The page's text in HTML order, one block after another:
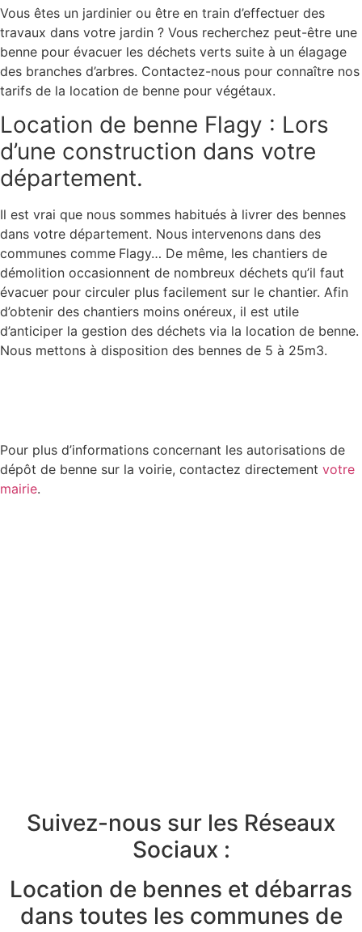
Vous êtes un jardinier ou être en train d’effectuer des
travaux dans votre jardin ? Vous recherchez peut-être une
benne pour évacuer les déchets verts suite à un élagage
des branches d’arbres. Contactez-nous pour connaître nos
tarifs de la location de benne pour végétaux.
Location de benne Flagy : Lors
d’une construction dans votre
département.
Il est vrai que nous sommes habitués à livrer des bennes
dans votre département. Nous intervenons dans des
communes comme Flagy… De même, les chantiers de
démolition occasionnent de nombreux déchets qu’il faut
évacuer pour circuler plus facilement sur le chantier. Afin
d’obtenir des chantiers moins onéreux, il est utile
d’anticiper la gestion des déchets via la location de benne.
Nous mettons à disposition des bennes de 5 à 25m3.
Pour plus d’informations concernant les autorisations de
dépôt de benne sur la voirie, contactez directement votre
mairie.
Suivez-nous sur les Réseaux
Sociaux :
Location de bennes et débarras
dans toutes les communes de